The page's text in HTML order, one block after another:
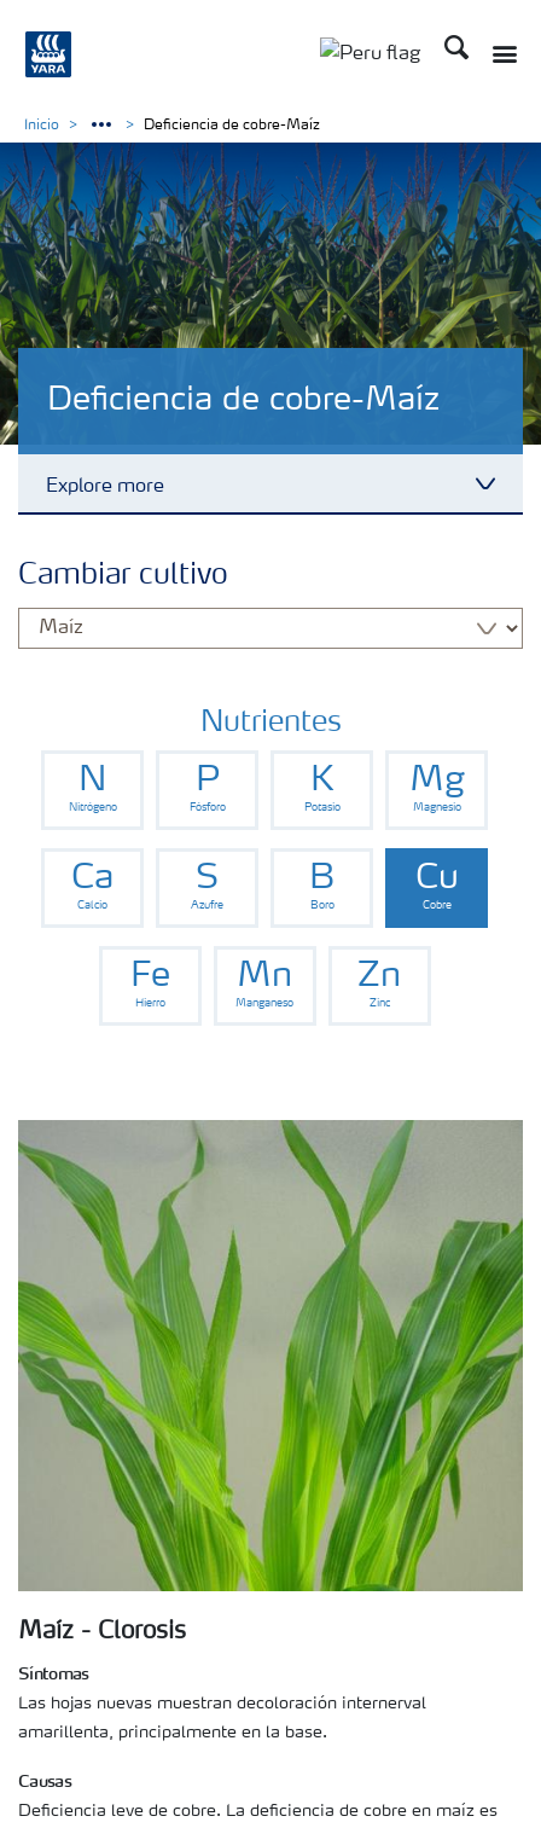
Buscar
Deficiencia de cobre-Maíz
Explore more
Portafolio de Agricultura Digital
Almacenaje y manejo de fertilizantes
Soluciones por cultivos
Deficiencias
Inicio Deficiencia de cobre-Maíz
Cambiar cultivo
Nutrientes
N
Nitrógeno
P
Fósforo
K
Potasio
Mg
Magnesio
Ca
Calcio
S
Azufre
B
Boro
Cu
Cobre
Fe
Hierro
Mn
Manganeso
Zn
Zinc
Maíz - Clorosis
Síntomas
Las hojas nuevas muestran decoloración internerval
amarillenta, principalmente en la base.
Causas
Deficiencia leve de cobre. La deficiencia de cobre en maíz es